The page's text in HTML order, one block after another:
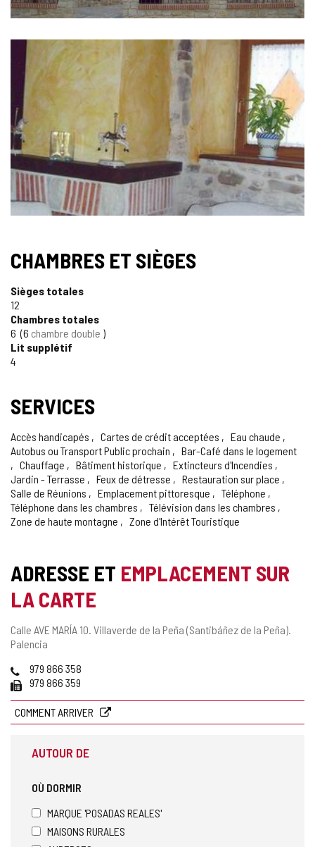
CHAMBRES ET SIÈGES
Sièges totales
12
Chambres totales
6 6 chambre double
Lit supplétif
4
SERVICES
Accès handicapés Cartes de crédit acceptées
Eau chaude
Autobus ou Transport Public prochain
Bar-Café dans le logement
Chauffage
Bâtiment historique
Extincteurs d'Incendies
Jardin - Terrasse
Feux de détresse
Restauration sur place
Salle de Réunions
Emplacement pittoresque
Téléphone
Téléphone dans les chambres
Télévision dans les chambres
Zone de haute montagne
Zone d'Intérêt Touristique
ADRESSE ET EMPLACEMENT SUR
LA CARTE
Adresse
postale
Calle AVE MARÍA 10. Villaverde de la Peña (Santibáñez de la Peña).
Palencia
Téléphones
979 866 358
Fax 979 866 359
COMMENT ARRIVER
AUTOUR DE
OÙ DORMIR
MARQUE 'POSADAS REALES'
MAISONS RURALES